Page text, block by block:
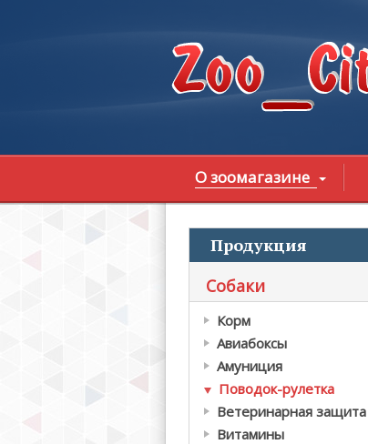
О зоомагазине
Продукция
Собаки
Корм
Авиабоксы
Амуниция
Поводок-рулетка
Ветеринарная защита
Витамины